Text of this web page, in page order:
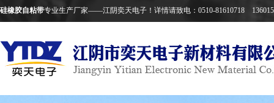
硅橡胶自粘带专业生产厂家——江阴奕天电子！详情请致电：0510-81610718